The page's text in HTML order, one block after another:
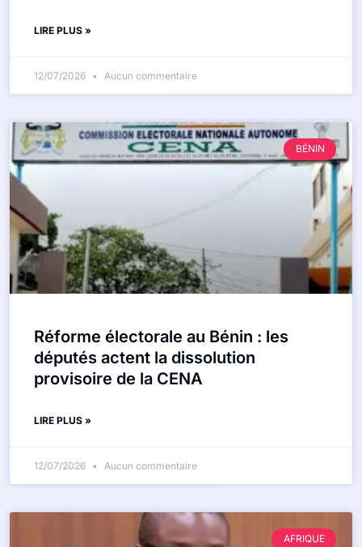
LIRE PLUS »
12/07/2026 Aucun commentaire
BÉNIN
Réforme électorale au Bénin : les
députés actent la dissolution
provisoire de la CENA
LIRE PLUS »
12/07/2026 Aucun commentaire
AFRIQUE